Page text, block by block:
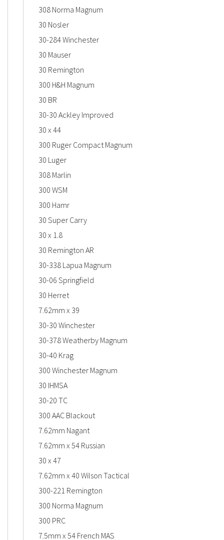
308 Norma Magnum
30 Nosler
30-284 Winchester
30 Mauser
30 Remington
300 H&H Magnum
30 BR
30-30 Ackley Improved
30 x 44
300 Ruger Compact Magnum
30 Luger
308 Marlin
300 WSM
300 Hamr
30 Super Carry
30 x 1.8
30 Remington AR
30-338 Lapua Magnum
30-06 Springfield
30 Herret
7.62mm x 39
30-30 Winchester
30-378 Weatherby Magnum
30-40 Krag
300 Winchester Magnum
30 IHMSA
30-20 TC
300 AAC Blackout
7.62mm Nagant
7.62mm x 54 Russian
30 x 47
7.62mm x 40 Wilson Tactical
300-221 Remington
300 Norma Magnum
300 PRC
7.5mm x 54 French MAS